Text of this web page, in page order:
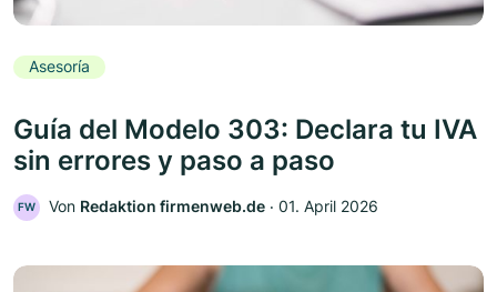
Asesoría
Guía del Modelo 303: Declara tu IVA
sin errores y paso a paso
FW Von Redaktion firmenweb.de ‧ 01. April 2026